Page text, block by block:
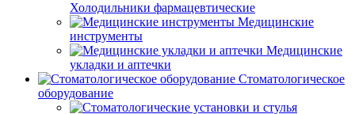
Холодильники фармацевтические
Медицинские
инструменты
Медицинские
укладки и аптечки
Стоматологическое
оборудование